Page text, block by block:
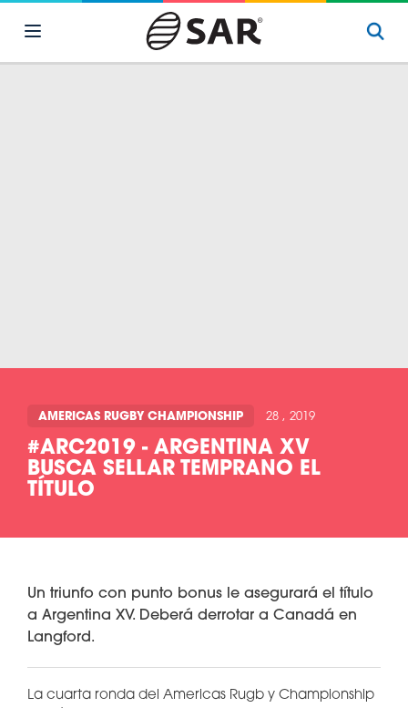
AMERICAS RUGBY CHAMPIONSHIP 28 , 2019
#ARC2019 - ARGENTINA XV
BUSCA SELLAR TEMPRANO EL
TÍTULO
Un triunfo con punto bonus le asegurará el título
a Argentina XV. Deberá derrotar a Canadá en
Langford.
La cuarta ronda del Americas Rugb y Championship